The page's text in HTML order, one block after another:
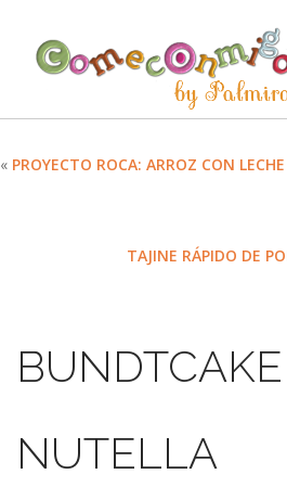
NUESTRA FILOSOFÍA
IDIOMA:
« PROYECTO ROCA: ARROZ CON LECHE
TAJINE RÁPIDO DE
NUTELLA